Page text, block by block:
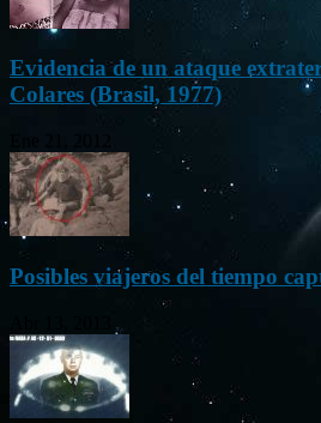
Evidencia de un ataque
Colares (Brasil, 1977)
Posibles viajeros del tiempo